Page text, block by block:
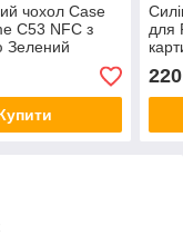
чохол Case
C53 NFC з
Зелений
для
220